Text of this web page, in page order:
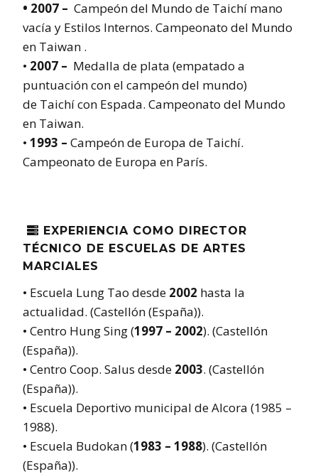
• 2007 – Campeón del Mundo de Taichí mano
vacía y Estilos Internos. Campeonato del Mundo
en Taiwan .
• 2007 – Medalla de plata (empatado a
puntuación con el campeón del mundo)
de Taichí con Espada. Campeonato del Mundo
en Taiwan.
• 1993 – Campeón de Europa de Taichí.
Campeonato de Europa en París.
 EXPERIENCIA COMO DIRECTOR
TÉCNICO DE ESCUELAS DE ARTES
MARCIALES
• Escuela Lung Tao desde 2002 hasta la
actualidad. (Castellón (España)).
• Centro Hung Sing (1997 – 2002). (Castellón
(España)).
• Centro Coop. Salus desde 2003. (Castellón
(España)).
• Escuela Deportivo municipal de Alcora (1985 –
1988).
• Escuela Budokan (1983 – 1988). (Castellón
(España)).